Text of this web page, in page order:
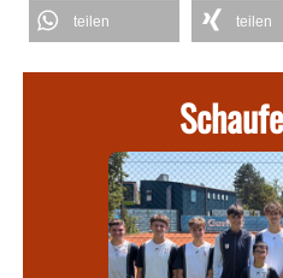
teilen teilen